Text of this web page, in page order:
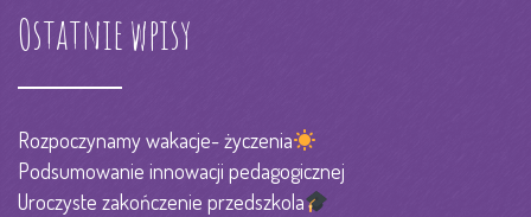
Ostatnie wpisy
Rozpoczynamy wakacje- życzenia
Podsumowanie innowacji pedagogicznej
Uroczyste zakończenie przedszkola